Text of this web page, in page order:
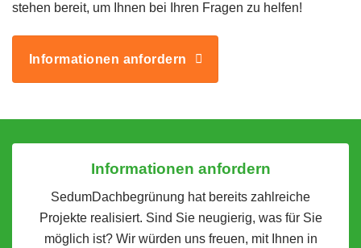
stehen bereit, um Ihnen bei Ihren Fragen zu helfen!
Informationen anfordern
Informationen anfordern
SedumDachbegrünung hat bereits zahlreiche
Projekte realisiert. Sind Sie neugierig, was für Sie
möglich ist? Wir würden uns freuen, mit Ihnen in